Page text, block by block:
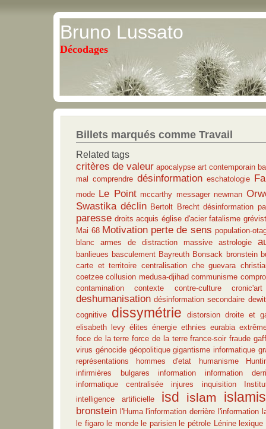
Bruno Lussato
Décodages
Billets marqués comme Travail
Related tags
critères de valeur apocalypse art contemporain
mal
comprendre désinformation eschatologie
mode Le Point mccarthy messager newman
Swastika déclin Bertolt Brecht désinformation
paresse droits acquis église d'acier fatalisme
Mai 68 Motivation perte de sens population-
blanc
armes de distraction massive astrologie
banlieues basculement Bayreuth Bonsack bronstein
carte et territoire centralisation che guevara
coetzee collusion medusa-djihad communisme
contamination
contexte contre-culture cronic'art
deshumanisation désinformation secondaire
cognitive dissymétrie distorsion droite et
elisabeth levy élites énergie ethnies eurabia
foce de la terre force de la terre france-soir fraude
virus génocide géopolitique gigantisme informatique
représentations
hommes d'etat humanisme
infirmières bulgares
information
information
informatique centralisée
injures inquisition
intelligence artificielle
isd islam
bronstein l'Huma l'information derrière l'information
le figaro le monde le parisien le pétrole Lénine lexique